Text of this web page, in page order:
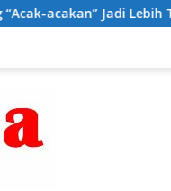
Jadi Lebih Tertata,